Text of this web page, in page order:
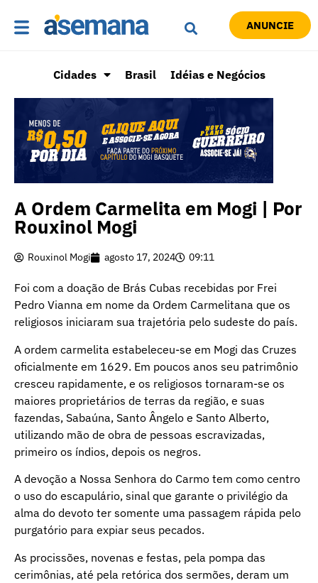
ANUNCIE
Cidades Brasil Idéias e Negócios
A Ordem Carmelita em Mogi | Por
Rouxinol Mogi
Rouxinol Mogi agosto 17, 2024 09:11
Foi com a doação de Brás Cubas recebidas por Frei
Pedro Vianna em nome da Ordem Carmelitana que os
religiosos iniciaram sua trajetória pelo sudeste do país.
A ordem carmelita estabeleceu-se em Mogi das Cruzes
oficialmente em 1629. Em poucos anos seu patrimônio
cresceu rapidamente, e os religiosos tornaram-se os
maiores proprietários de terras da região, e suas
fazendas, Sabaúna, Santo Ângelo e Santo Alberto,
utilizando mão de obra de pessoas escravizadas,
primeiro os índios, depois os negros.
A devoção a Nossa Senhora do Carmo tem como centro
o uso do escapulário, sinal que garante o privilégio da
alma do devoto ter somente uma passagem rápida pelo
purgatório para expiar seus pecados.
As procissões, novenas e festas, pela pompa das
cerimônias, até pela retórica dos sermões, deram um